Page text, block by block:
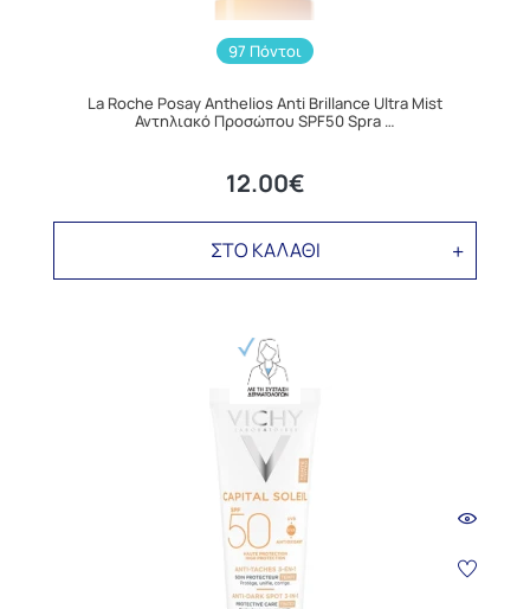
97 Πόντοι
La Roche Posay Anthelios Anti Brillance Ultra Mist
Αντηλιακό Προσώπου SPF50 Spra …
12.00€
ΣΤΟ ΚΑΛΑΘΙ